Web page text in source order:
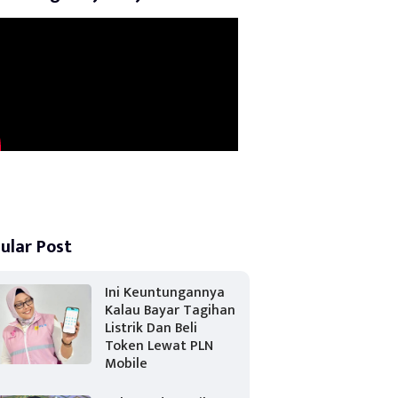
Post
Ini Keuntungannya
Kalau Bayar Tagihan
Listrik Dan Beli
Token Lewat PLN
Mobile